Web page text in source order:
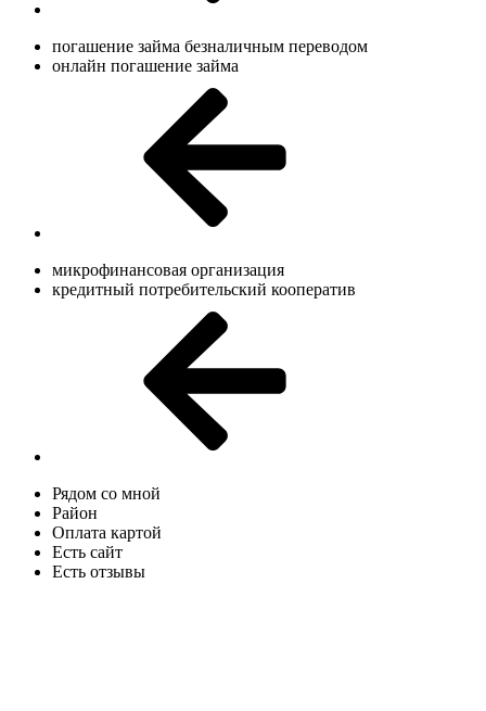
погашение займа безналичным переводом
онлайн погашение займа
микрофинансовая организация
кредитный потребительский кооператив
Рядом со мной
Район
Оплата картой
Есть сайт
Есть отзывы